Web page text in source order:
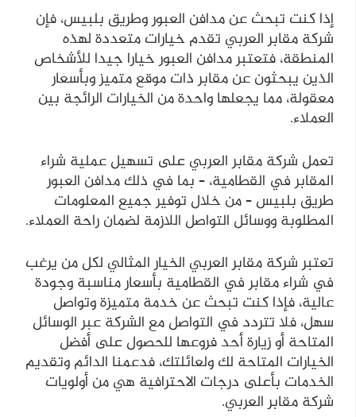
إذا كنت تبحث عن مدافن العبور وطريق بلبيس، فإن
شركة مقابر العربي تقدم خيارات متعددة لهذه
المنطقة، فتعتبر مدافن العبور خيارا جيدا للأشخاص
الذين يبحثون عن مقابر ذات موقع متميز وبأسعار
معقولة، مما يجعلها واحدة من الخيارات الرائجة بين
العملاء.
تعمل شركة مقابر العربي على تسهيل عملية شراء
المقابر في القطامية، – بما في ذلك مدافن العبور
طريق بلبيس – من خلال توفير جميع المعلومات
المطلوبة ووسائل التواصل اللازمة لضمان راحة العملاء.
تعتبر شركة مقابر العربي الخيار المثالي لكل من يرغب
في شراء مقابر في القطامية بأسعار مناسبة وجودة
عالية، فإذا كنت تبحث عن خدمة متميزة وتواصل
سهل، فلا تتردد في التواصل مع الشركة عبر الوسائل
المتاحة أو زيارة أحد فروعها للحصول على أفضل
الخيارات المتاحة لك ولعائلتك، فدعمنا الدائم وتقديم
الخدمات بأعلى درجات الاحترافية هي من أولويات
شركة مقابر العربي.